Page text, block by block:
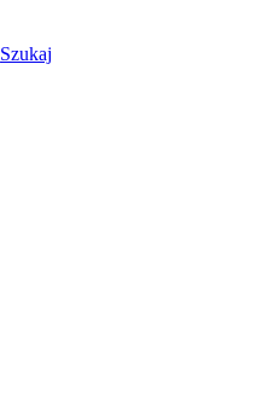
Szukaj